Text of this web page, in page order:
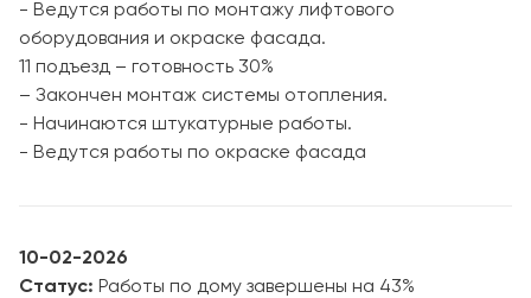
- Ведутся работы по монтажу лифтового
оборудования и окраске фасада.
11 подъезд – готовность 30%
– Закончен монтаж системы отопления.
- Начинаются штукатурные работы.
- Ведутся работы по окраске фасада
10-02-2026
Статус: Работы по дому завершены на 43%